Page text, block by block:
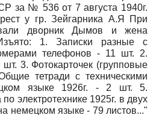
за № 536 от 7 августа 1940г.
у гр. Зейгарника А.Я При
дворник Дымов и жена
1. Записки разные с
телефонов - 11 шт. 2.
3. Фотокарточек (групповые
тетради с техническими
языке 1926г. - 2 шт. 5.
электротехнике 1925г. в двух
немецком языке - 79 листов..."